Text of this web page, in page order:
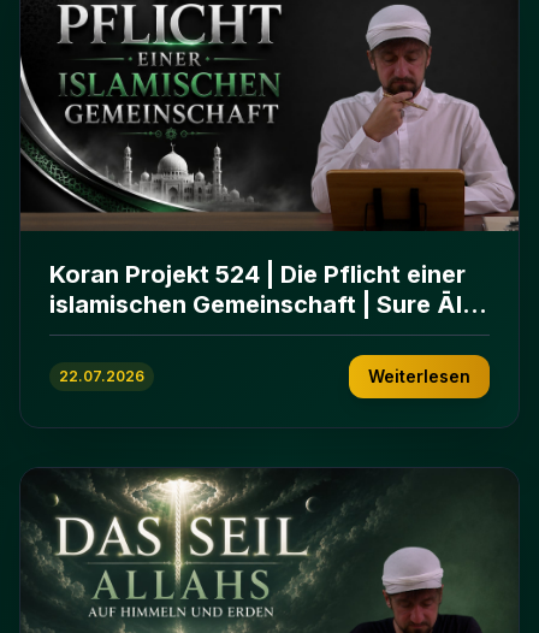
Koran Projekt 524 | Die Pflicht einer
islamischen Gemeinschaft | Sure Āl
ʿImrān 103-112
22.07.2026 Weiterlesen